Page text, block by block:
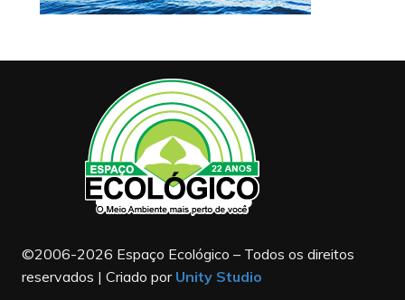
©2006-2026 Espaço Ecológico – Todos os direitos
reservados | Criado por Unity Studio